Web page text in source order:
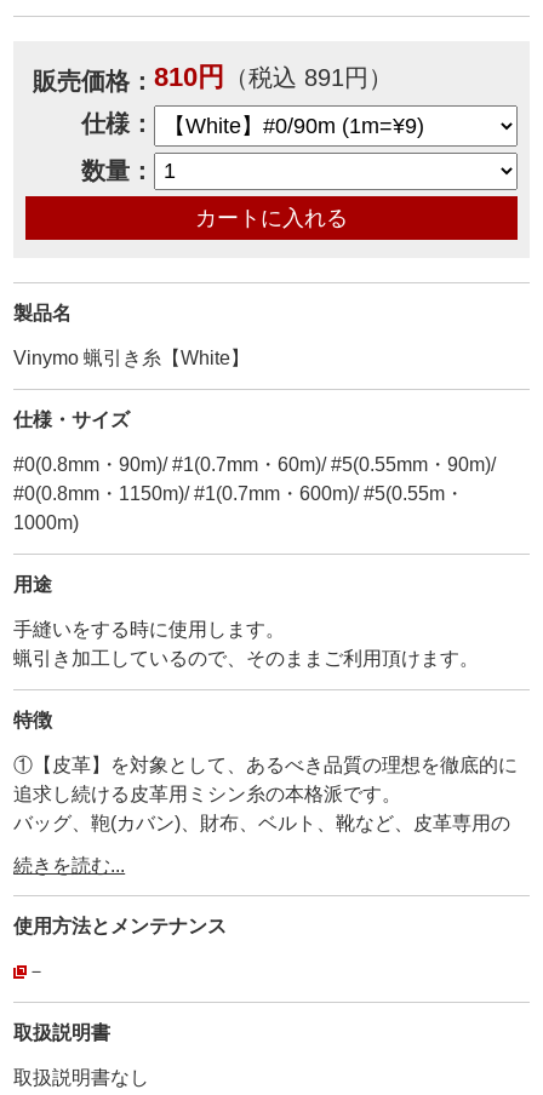
販売価格： 810円
（税込 891円）
仕様：
数量：
製品名
Vinymo 蝋引き糸【White】
仕様・サイズ
#0(0.8mm・90m)/ #1(0.7mm・60m)/ #5(0.55mm・90m)/
#0(0.8mm・1150m)/ #1(0.7mm・600m)/ #5(0.55m・
1000m)
用途
手縫いをする時に使用します。
蝋引き加工しているので、そのままご利用頂けます。
特徴
①【皮革】を対象として、あるべき品質の理想を徹底的に
追求し続ける皮革用ミシン糸の本格派です。
バッグ、鞄(カバン)、財布、ベルト、靴など、皮革専用の
ミシン糸として開発されましたが、
最近では皮革以外でも洋服のステッチ、自動車、飛行機の
内装などに幅広く使われています。
長い歴史と信頼性のある【Vinymo/ビニモ】に蝋引き加工
しました。
・
材質はポリエステル100%です。
久性は折り紙付きです。
続きを読む...
使用方法と メンテナンス
－
取扱説明書
取扱説明書なし